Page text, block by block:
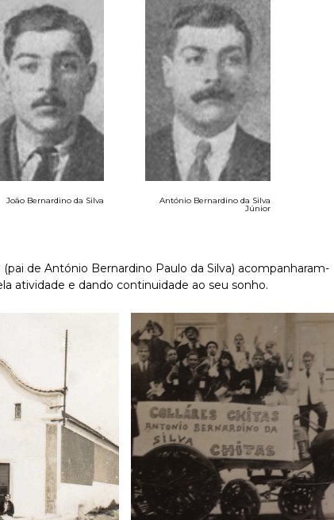
João Bernardino da Silva António Bernardino da Silva
Júnior
de António Bernardino Paulo da Silva) acompanharam-
atividade e dando continuidade ao seu sonho.